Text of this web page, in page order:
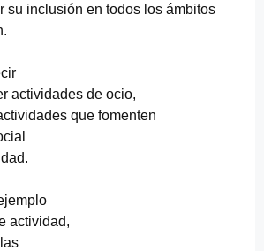
su inclusión en todos los ámbitos
actividades de ocio,
que fomenten
actividad,